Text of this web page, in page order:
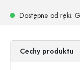
Dostępne od ręki.
Cechy produktu